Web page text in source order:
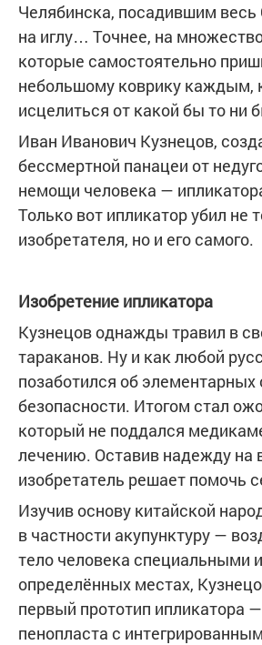
Челябинска, посадившим
на иглу… Точнее, на
которые самостоятельно
небольшому коврику каждым,
исцелиться от какой бы то ни
Иван Иванович Кузнецов,
бессмертной панацеи от
немощи человека —
Только вот ипликатор убил не
изобретателя, но и его самого.
Изобретение ипликатора
Кузнецов однажды травил в
тараканов. Ну и как любой
позаботился об элементарных
безопасности. Итогом стал
который не поддался
лечению. Оставив надежду на
изобретатель решает помочь
Изучив основу китайской
в частности акупунктуру —
тело человека специальными
определённых местах,
первый прототип ипликатора
пенопласта с